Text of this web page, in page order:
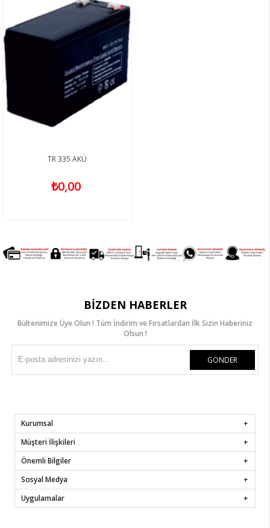
TR 335 AKÜ
₺0,00
BIZDEN HABERLER
Bültenimize Üye Olun ! Tüm İndirim ve Fırsatlardan İlk Sizin Haberiniz
Olsun !
GÖNDER
Kurumsal
Müşteri İlişkileri
Önemli Bilgiler
Sosyal Medya
Uygulamalar